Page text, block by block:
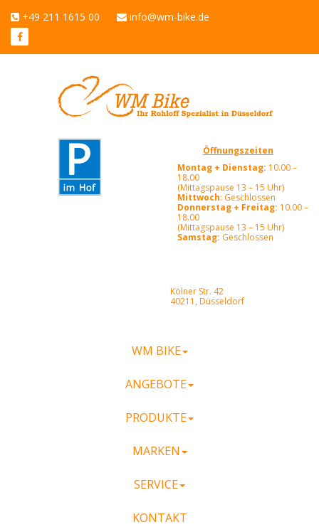
+49 211 1615 00 info@wm-bike.de
Öffnungszeiten
Montag + Dienstag: 10.00 –
18.00
(Mittagspause 13 – 15 Uhr)
Mittwoch: Geschlossen
Donnerstag + Freitag: 10.00 –
18.00
(Mittagspause 13 – 15 Uhr)
Samstag: Geschlossen
Kölner Str. 42
40211, Düsseldorf
WM BIKE
ANGEBOTE
PRODUKTE
MARKEN
SERVICE
KONTAKT